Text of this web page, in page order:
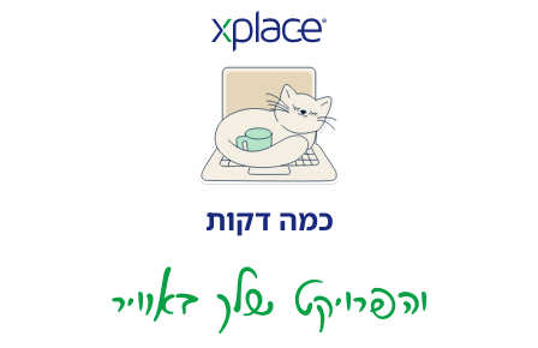
כמה דקות
והפרויקט שלך באוויר